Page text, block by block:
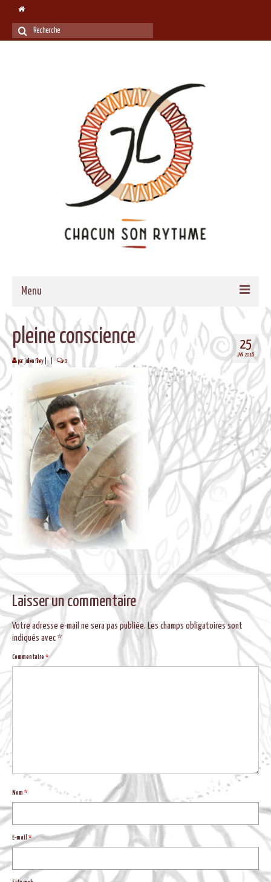
Rechercher
:
Menu
ACCUEIL
QUI SOMMES-NOUS
TAMBOURS MEDECINE
CADRES EN BOIS MASSIF POUR TAMBOURS
FORMATIONS
MUSIQUE DE BIEN-ETRE
AGENDA
CONTACT
25
JAN 2016
pleine conscience
par juilien fihey | 0
Laisser un commentaire
Votre adresse e-mail ne sera pas publiée. Les champs obligatoires sont
indiqués avec *
Commentaire *
Nom *
E-mail*